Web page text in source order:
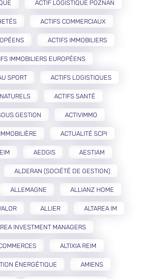
ACTIF LOGISTIQUE POZNAŃ
ACTIFS COMMERCIAUX
ACTIFS IMMOBILIERS
IMMOBILIERS EUROPÉENS
SPORT ACTIFS LOGISTIQUES
ACTIFS SANTÉ
GESTION ACTIVIMMO
ACTUALITÉ SCPI
AEDGIS AESTIAM
ALDERAN (SOCIÉTÉ DE GESTION)
ALLEMAGNE ALLIANZ HOME
ALLIER ALTAREA IM
INVESTMENT MANAGERS
ALTIXIA REIM
ÉNERGÉTIQUE AMIENS